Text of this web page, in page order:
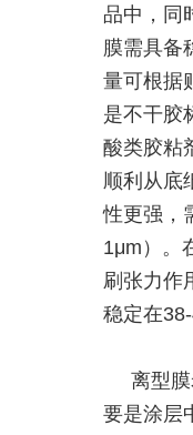
品中，同
膜需具备
量可根据
是不干胶
酸类胶粘
顺利从底
性更强，
1μm）。
刷张力作
稳定在
离型
要是涂层